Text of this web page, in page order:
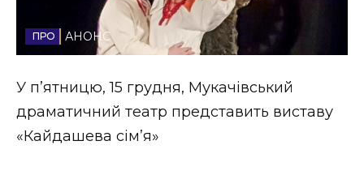
Стиль життя
Втрачений Ужгород
Втрачений Ужгород (відеоверсія)
АНОНС
У пʼятницю, 15 грудня, Мукачівський
драматичний театр представить виставу
«Кайдашева сім’я»